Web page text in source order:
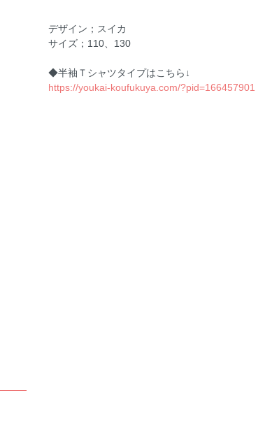
デザイン；スイカ
サイズ；110、130
◆半袖Ｔシャツタイプはこちら↓
https://youkai-koufukuya.com/?pid=166457901